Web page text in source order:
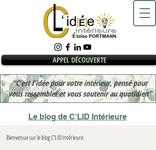
APPEL DÉCOUVERTE
"C'est l'idée pour votre intérieur, pensé pour
vous ressembler et vous soutenir au quotidien"
Le blog de C'LID Intérieure
Bienvenue sur le blog C’LID Intérieure.